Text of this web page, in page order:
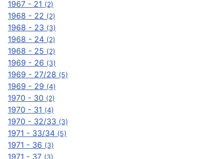
1967 - 21 (2)
1968 - 22 (2)
1968 - 23 (3)
1968 - 24 (2)
1968 - 25 (2)
1969 - 26 (3)
1969 - 27/28 (5)
1969 - 29 (4)
1970 - 30 (2)
1970 - 31 (4)
1970 - 32/33 (3)
1971 - 33/34 (5)
1971 - 36 (3)
1971 - 37 (3)